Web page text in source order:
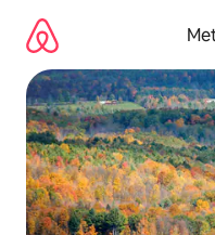
directement
contenu